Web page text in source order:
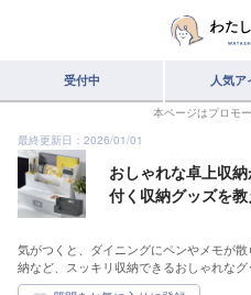
受付中 人気ア
本ページはプロモ
最終更新日：2026/01/01
おしゃれな卓上収
付く収納グッズを教
気がつくと、ダイニングにペンやメモが
納など、スッキリ収納できるおしゃれなグ